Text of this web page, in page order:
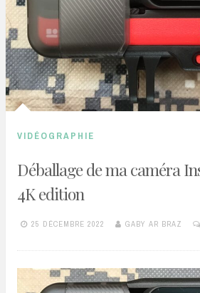
VIDÉOGRAPHIE
Déballage de ma caméra
4K edition
25 DÉCEMBRE 2022 GABY AR BRAZ